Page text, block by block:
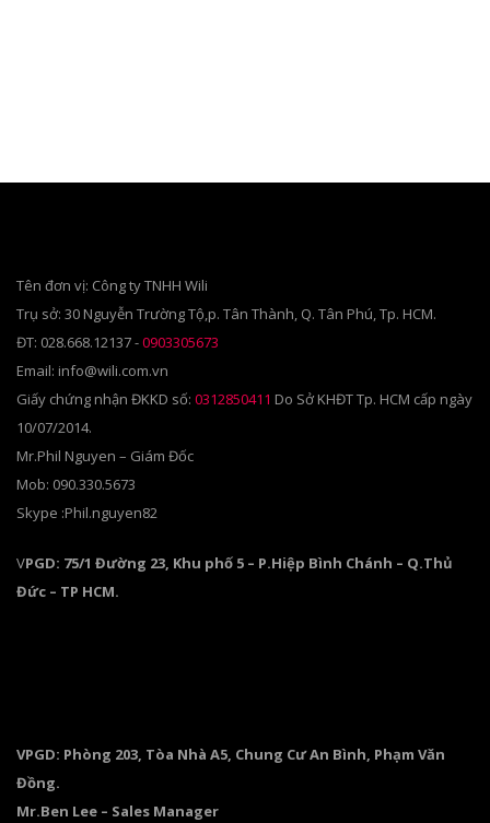
Tên đơn vị: Công ty TNHH Wili
Trụ sở: 30 Nguyễn Trường Tộ,p. Tân Thành, Q. Tân Phú, Tp. HCM.
ĐT: 028.668.12137 -0903305673
Email: info@wili.com.vn
Giấy chứng nhận ĐKKD số: 0312850411 Do Sở KHĐT Tp. HCM cấp ngày
10/07/2014.
Mr.Phil Nguyen – Giám Đốc
Mob: 090.330.5673
Skype :Phil.nguyen82
VPGD: 75/1 Đường 23, Khu phố 5 – P.Hiệp Bình Chánh – Q.Thủ
Đức – TP HCM.
VPGD: Phòng 203, Tòa Nhà A5, Chung Cư An Bình, Phạm Văn
Đồng.
Mr.Ben Lee – Sales Manager